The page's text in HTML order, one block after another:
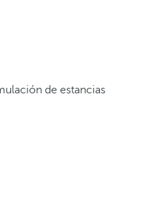
de estancias